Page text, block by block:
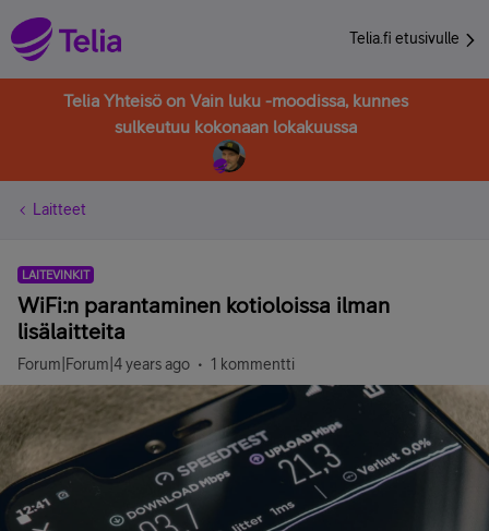
Telia.fi etusivulle
Telia Yhteisö on Vain luku -moodissa, kunnes
sulkeutuu kokonaan lokakuussa
Laitteet
LAITEVINKIT
WiFi:n parantaminen kotioloissa ilman
lisälaitteita
Forum|Forum|4 years ago 1 kommentti